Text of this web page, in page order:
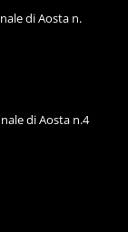
di Aosta n.
di Aosta n.4